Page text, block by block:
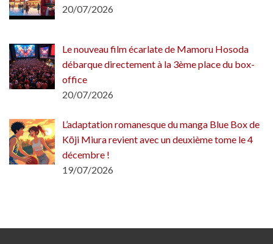
20/07/2026
Le nouveau film écarlate de Mamoru Hosoda
débarque directement à la 3ème place du box-
office
20/07/2026
L’adaptation romanesque du manga Blue Box de
Kōji Miura revient avec un deuxième tome le 4
décembre !
19/07/2026